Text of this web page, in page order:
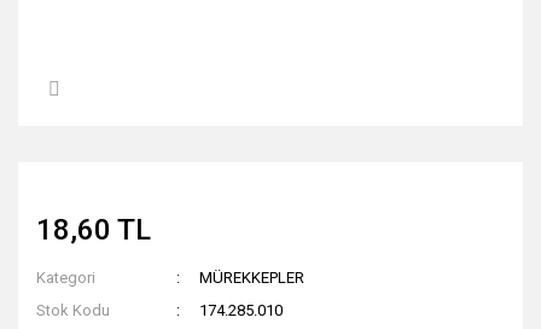
18,60 TL
Kategori
MÜREKKEPLER
Stok Kodu
174.285.010